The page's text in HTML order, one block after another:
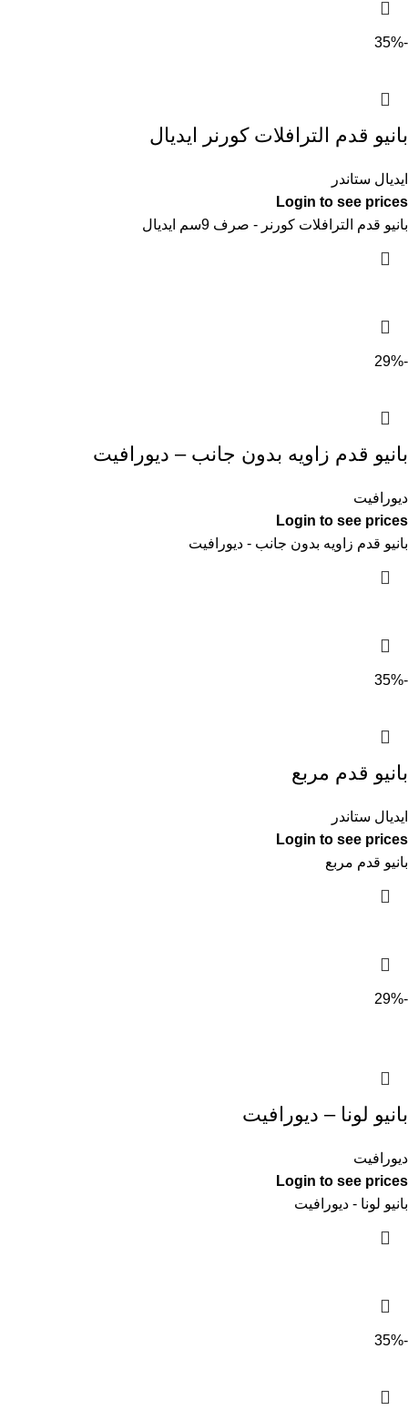
-35%
بانيو قدم الترافلات كورنر ايديال
ايديال ستاندر
Login to see prices
بانيو قدم الترافلات كورنر - صرف 9سم ايديال
-29%
بانيو قدم زاويه بدون جانب – ديورافيت
ديورافيت
Login to see prices
بانيو قدم زاويه بدون جانب - ديورافيت
-35%
بانيو قدم مربع
ايديال ستاندر
Login to see prices
بانيو قدم مربع
-29%
بانيو لونا – ديورافيت
ديورافيت
Login to see prices
بانيو لونا - ديورافيت
-35%